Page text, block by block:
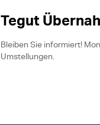
Tegut
Bleiben Sie informiert!
Umstellungen.